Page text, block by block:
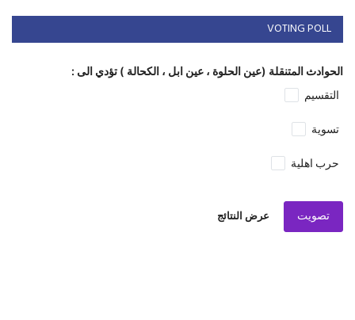
VOTING POLL
الحوادث المتنقلة (عين الحلوة ، عين ابل ، الكحالة ) تؤدي الى :
التقسيم
تسوية
حرب اهلية
تصويت عرض النتائج